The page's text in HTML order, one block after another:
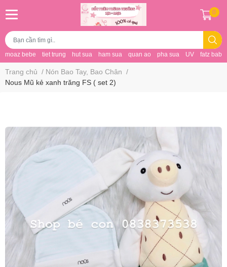
moaz bebe tiet trung hut sua ham sua quan ao pha sua UV fatz baby
0
Trang chủ / Nón Bao Tay, Bao Chân /
Nous Mũ kẻ xanh trăng FS ( set 2)